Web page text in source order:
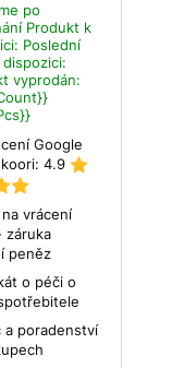
po
Produkt k
Poslední
vyprodán:
Google
4.9
vrácení
záruka
peněz
o péči o
a poradenství